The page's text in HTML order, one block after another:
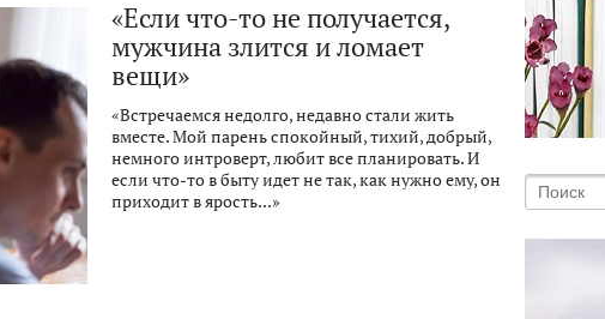
«Если что-то не получается,
мужчина злится и ломает
вещи»
«Встречаемся недолго, недавно стали жить
вместе. Мой парень спокойный, тихий, добрый,
немного интроверт, любит все планировать. И
если что-то в быту идет не так, как нужно ему, он
приходит в ярость...»